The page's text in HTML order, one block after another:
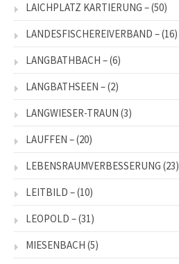
LAICHPLATZ KARTIERUNG –(50)
LANDESFISCHEREIVERBAND –(16)
LANGBATHBACH –(6)
LANGBATHSEEN –(2)
LANGWIESER-TRAUN (3)
LAUFFEN –(20)
LEBENSRAUMVERBESSERUNG (23)
LEITBILD –(10)
LEOPOLD –(31)
MIESENBACH (5)